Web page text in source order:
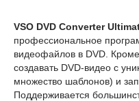
VSO DVD Converter
профессиональное
видеофайлов в DVD.
создавать DVD-видео с
множество шаблонов) и
Поддерживается